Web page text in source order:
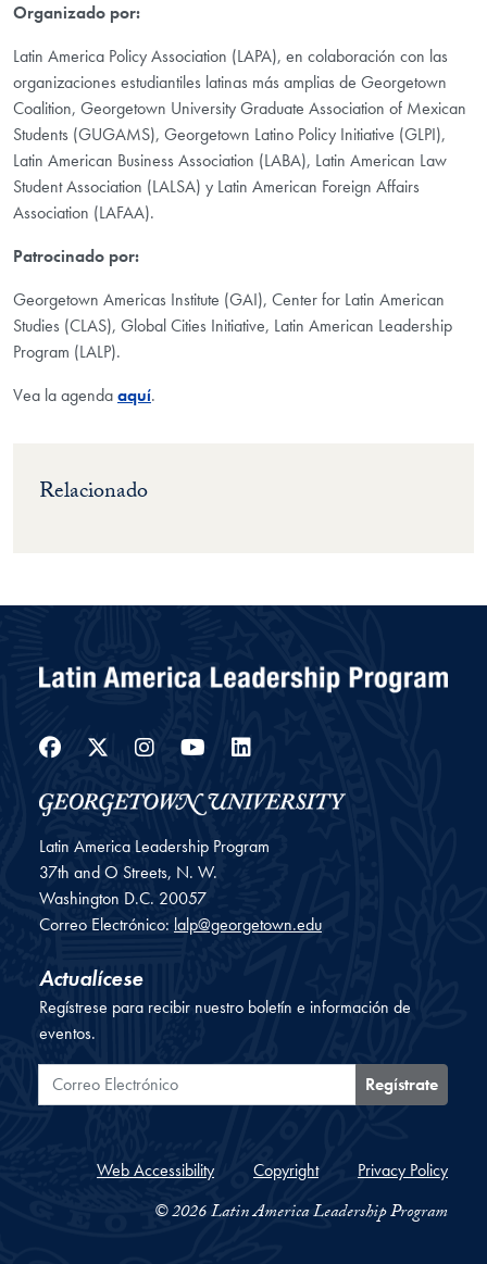
Organizado por:
Latin America Policy Association (LAPA), en colaboración con las
organizaciones estudiantiles latinas más amplias de Georgetown
Coalition, Georgetown University Graduate Association of Mexican
Students (GUGAMS), Georgetown Latino Policy Initiative (GLPI),
Latin American Business Association (LABA), Latin American Law
Student Association (LALSA) y Latin American Foreign Affairs
Association (LAFAA).
Patrocinado por:
Georgetown Americas Institute (GAI), Center for Latin American
Studies (CLAS), Global Cities Initiative, Latin American Leadership
Program (LALP).
Vea la agendaaquí.
Relacionado
Facebook
Twitter
Instagram
YouTube
LinkedIn
Latin America Leadership Program
37th and O Streets, N. W.
Washington D.C. 20057
Correo Electrónico: lalp@georgetown.edu
Actualícese
Regístrese para recibir nuestro boletín e información de
eventos.
Correo Electrónico
Regístrate
Web Accessibility Copyright Privacy Policy
© 2026 Latin America Leadership Program